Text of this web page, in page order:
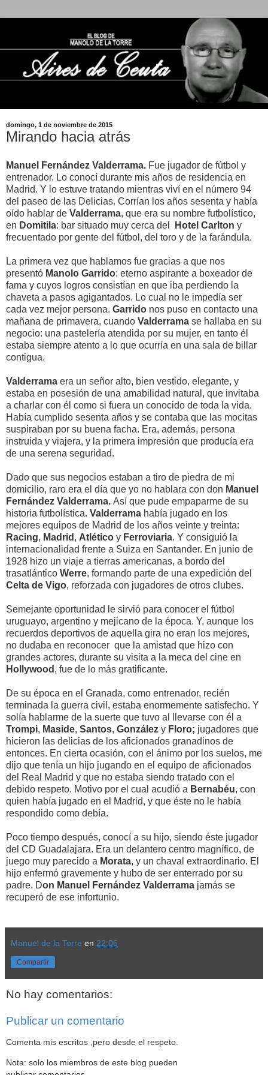
domingo, 1 de noviembre de 2015
Mirando hacia atrás
Manuel Fernández Valderrama. Fue jugador de fútbol y
entrenador. Lo conocí durante mis años de residencia en
Madrid. Y lo estuve tratando mientras viví en el número 94
del paseo de las Delicias. Corrían los años sesenta y había
oído hablar de Valderrama, que era su nombre futbolístico,
en Domitila: bar situado muy cerca del Hotel Carlton y
frecuentado por gente del fútbol, del toro y de la farándula.
La primera vez que hablamos fue gracias a que nos
presentó Manolo Garrido: eterno aspirante a boxeador de
fama y cuyos logros consistían en que iba perdiendo la
chaveta a pasos agigantados. Lo cual no le impedía ser
cada vez mejor persona. Garrido nos puso en contacto una
mañana de primavera, cuando Valderrama se hallaba en su
negocio: una pastelería atendida por su mujer, en tanto él
estaba siempre atento a lo que ocurría en una sala de billar
contigua.
Valderrama era un señor alto, bien vestido, elegante, y
estaba en posesión de una amabilidad natural, que invitaba
a charlar con él como si fuera un conocido de toda la vida.
Había cumplido sesenta años y se contaba que las mocitas
suspiraban por su buena facha. Era, además, persona
instruida y viajera, y la primera impresión que producía era
de una serena seguridad.
Dado que sus negocios estaban a tiro de piedra de mi
domicilio, raro era el día que yo no hablara con don Manuel
Fernández Valderrama. Así que pude empaparme de su
historia futbolística. Valderrama había jugado en los
mejores equipos de Madrid de los años veinte y treinta:
Racing, Madrid , Atlético y Ferroviaria. Y consiguió la
internacionalidad frente a Suiza en Santander. En junio de
1928 hizo un viaje a tierras americanas, a bordo del
trasatlántico Werre, formando parte de una expedición del
Celta de Vigo, reforzada con jugadores de otros clubes.
Semejante oportunidad le sirvió para conocer el fútbol
uruguayo, argentino y mejicano de la época. Y, aunque los
recuerdos deportivos de aquella gira no eran los mejores,
no dudaba en reconocer que la amistad que hizo con
grandes actores, durante su visita a la meca del cine en
Hollywood , fue de lo más gratificante.
De su época en el Granada, como entrenador, recién
terminada la guerra civil, estaba enormemente satisfecho. Y
solía hablarme de la suerte que tuvo al llevarse con él a
Trompi, Maside, Santos, González y Floro; jugadores que
hicieron las delicias de los aficionados granadinos de
entonces. En cierta ocasión, con el ánimo por los suelos, me
dijo que tenía un hijo jugando en el equipo de aficionados
del Real Madrid y que no estaba siendo tratado con el
debido respeto. Motivo por el cual acudió a Bernabéu, con
quien había jugado en el Madrid, y que éste no le había
respondido como debía.
Poco tiempo después, conocí a su hijo, siendo éste jugador
del CD Guadalajara. Era un delantero centro magnífico, de
juego muy parecido a Morata, y un chaval extraordinario. El
hijo enfermó gravemente y hubo de ser enterrado por su
padre. Don Manuel Fernández Valderrama jamás se
recuperó de ese infortunio.
Manuel de la Torre en 22:06
Compartir
No hay comentarios:
Publicar un comentario
Comenta mis escritos ,pero desde el respeto.
Nota: solo los miembros de este blog pueden